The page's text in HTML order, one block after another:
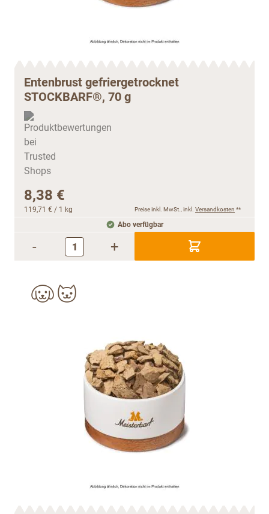
Entenbrust gefriergetrocknet
STOCKBARF®, 70 g
8,38 €
119,71 € / 1 kg Preise inkl. MwSt., inkl. Versandkosten **
Abo verfügbar
- +